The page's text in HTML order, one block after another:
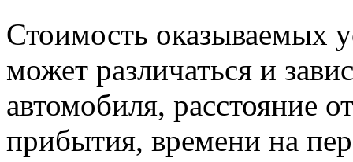
Стоимость оказываемых
может различаться и
автомобиля, расстояние
прибытия, времени на